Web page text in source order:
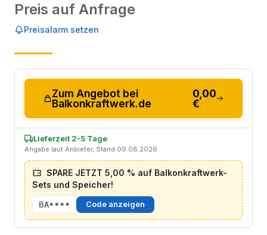
Preis auf Anfrage
Preisalarm setzen
Zum Angebot bei
Balkonkraftwerk.de
0,00
€
Lieferzeit 2-5 Tage
Angabe laut Anbieter, Stand 09.08.2026
SPARE JETZT 5,00 % auf Balkonkraftwerk-
Sets und Speicher!
BA•••• Code anzeigen